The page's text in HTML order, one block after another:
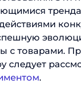
с товарами.
следует
.